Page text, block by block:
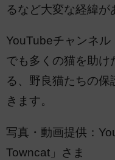
るなど大変な経緯が
YouTubeチャンネ
でも多くの猫を助け
る、野良猫たちの
きます。
写真・動画提供：
Towncat」さま